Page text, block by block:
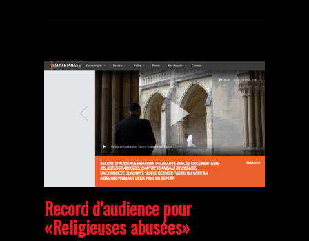
Record d’audience pour
«Religieuses abusées»